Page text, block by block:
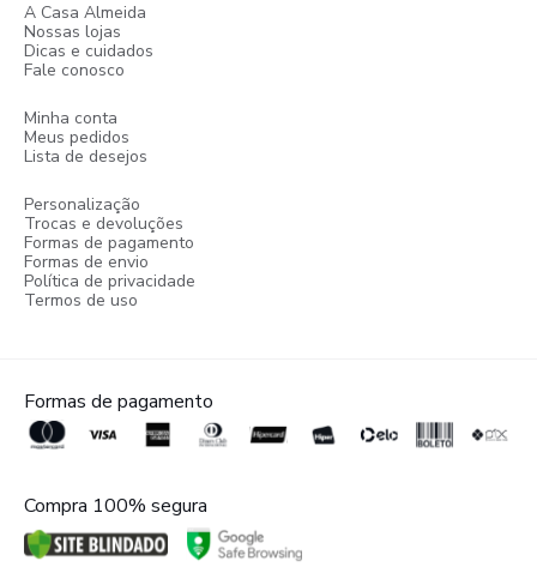
A Casa Almeida
Nossas lojas
Dicas e cuidados
Fale conosco
Minha conta
Meus pedidos
Lista de desejos
Personalização
Trocas e devoluções
Formas de pagamento
Formas de envio
Política de privacidade
Termos de uso
Formas de pagamento
Compra 100% segura